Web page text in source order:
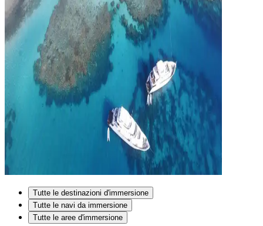
Tutte le destinazioni d'immersione
Tutte le navi da immersione
Tutte le aree d'immersione